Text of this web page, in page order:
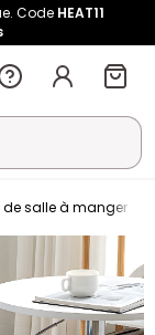
Code HEAT11
de salle à manger